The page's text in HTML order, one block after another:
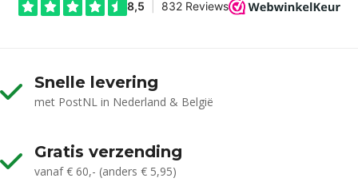
Snelle levering
met PostNL in Nederland & België
Gratis verzending
vanaf € 60,- (anders € 5,95)